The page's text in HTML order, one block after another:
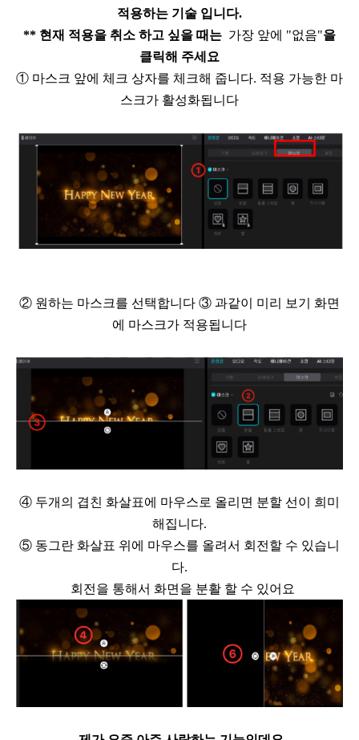
적용하는 기술 입니다.
** 현재 적용을 취소 하고 싶을 때는 가장 앞에 "없음"을
클릭해 주세요
① 마스크 앞에 체크 상자를 체크해 줍니다. 적용 가능한 마
스크가 활성화됩니다
② 원하는 마스크를 선택합니다 ③ 과같이 미리 보기 화면
에 마스크가 적용됩니다
④ 두개의 겹친 화살표에 마우스로 올리면 분할 선이 희미
해집니다.
⑤ 동그란 화살표 위에 마우스를 올려서 회전할 수 있습니
다.
회전을 통해서 화면을 분활 할 수 있어요